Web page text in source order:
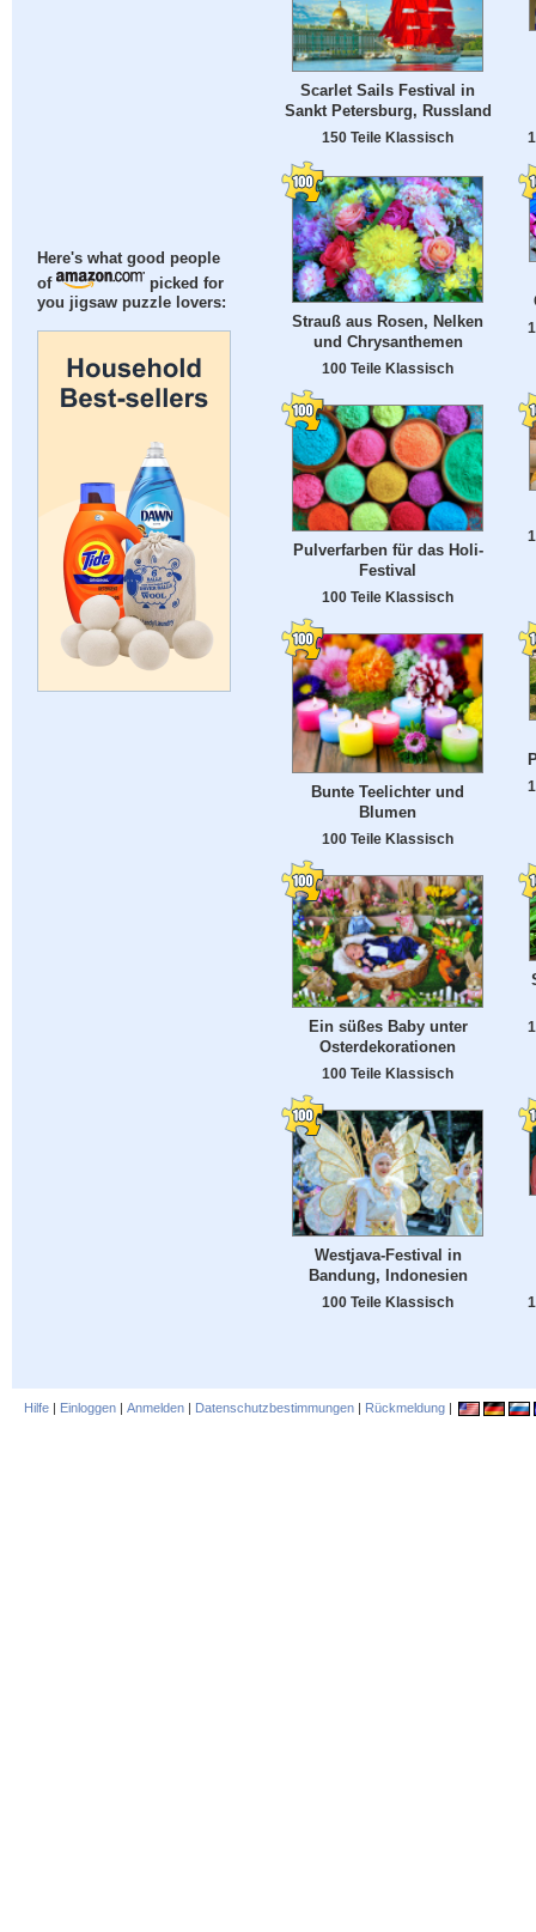
Here's what good people
of
picked for
you jigsaw puzzle lovers:
Scarlet Sails Festival in
Sankt Petersburg, Russland
150 Teile Klassisch
Strauß aus Rosen, Nelken
und Chrysanthemen
100 Teile Klassisch
Pulverfarben für das Holi-
Festival
100 Teile Klassisch
Bunte Teelichter und
Blumen
100 Teile Klassisch
Ein süßes Baby unter
Osterdekorationen
100 Teile Klassisch
Westjava-Festival in
Bandung, Indonesien
100 Teile Klassisch
Hilfe | Einloggen | Anmelden | Datenschutzbestimmungen | Rückmeldung |